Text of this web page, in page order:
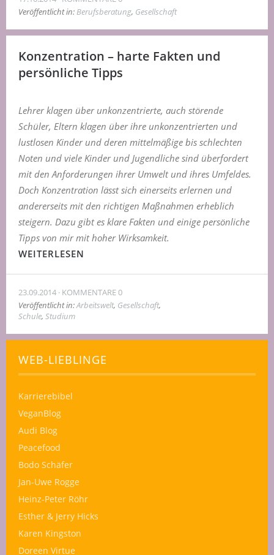
Veröffentlicht in:Berufsberatung, Gesellschaft
Konzentration – harte Fakten und
persönliche Tipps
Lehrer klagen über unkonzentrierte, auch störende
Schüler, Eltern klagen über ihre unkonzentrierten und
lustlosen Kinder und deren mittelmäßige bis schlechten
Noten und viele Kinder und Jugendliche sind überfordert
mit den Anforderungen ihrer Umwelt und ihres Umfeldes.
Doch Konzentration lässt sich einerseits erlernen und
andererseits mit den richtigen Maßnahmen erheblich
steigern. Dazu gibt es klare Fakten und einige persönliche
Tipps von mir mit hoher Wirksamkeit.
WEITERLESEN
23.09.2014 KOMMENTARE 0
Veröffentlicht in:Arbeitswelt, Gesellschaft,
Schule, Studium
WEB-LIEBLINGE
Karrierebibel
VeganBlog
Audi Blog
Peacefood
Bodo Schäfer
Jan-Uwe Rogge
Heinz-Peter Röhr
Esther & Jerry Hicks
Karen Kingston
Doreen Virtue